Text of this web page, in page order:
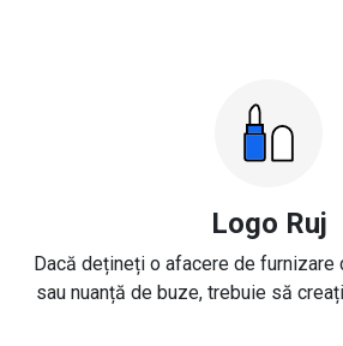
Logo Ruj
Dacă dețineți o afacere de furnizare
sau nuanță de buze, trebuie să